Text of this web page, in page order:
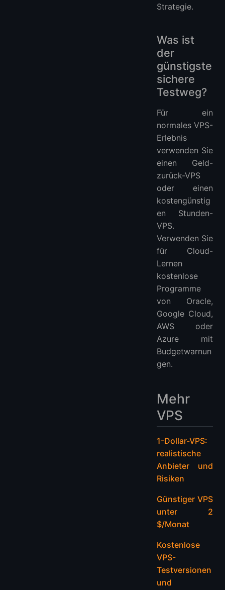
Strategie.
Was ist
der
günstigste
sichere
Testweg?
Für ein
normales VPS-
Erlebnis
verwenden Sie
einen Geld-
zurück-VPS
oder einen
kostengünstig
en Stunden-
VPS.
Verwenden Sie
für Cloud-
Lernen
kostenlose
Programme
von Oracle,
Google Cloud,
AWS oder
Azure mit
Budgetwarnun
gen.
Mehr
VPS
1-Dollar-VPS:
realistische
Anbieter und
Risiken
Günstiger VPS
unter 2
$/Monat
Kostenlose
VPS-
Testversionen
und